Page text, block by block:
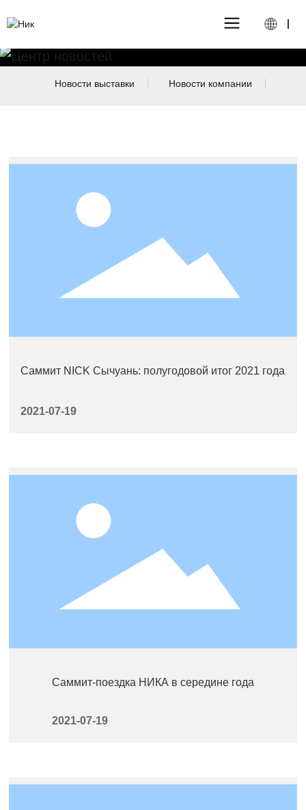
Новости выставки Новости компании
Саммит NICK Сычуань: полугодовой итог 2021 года
2021-07-19
Саммит-поездка НИКА в середине года
2021-07-19